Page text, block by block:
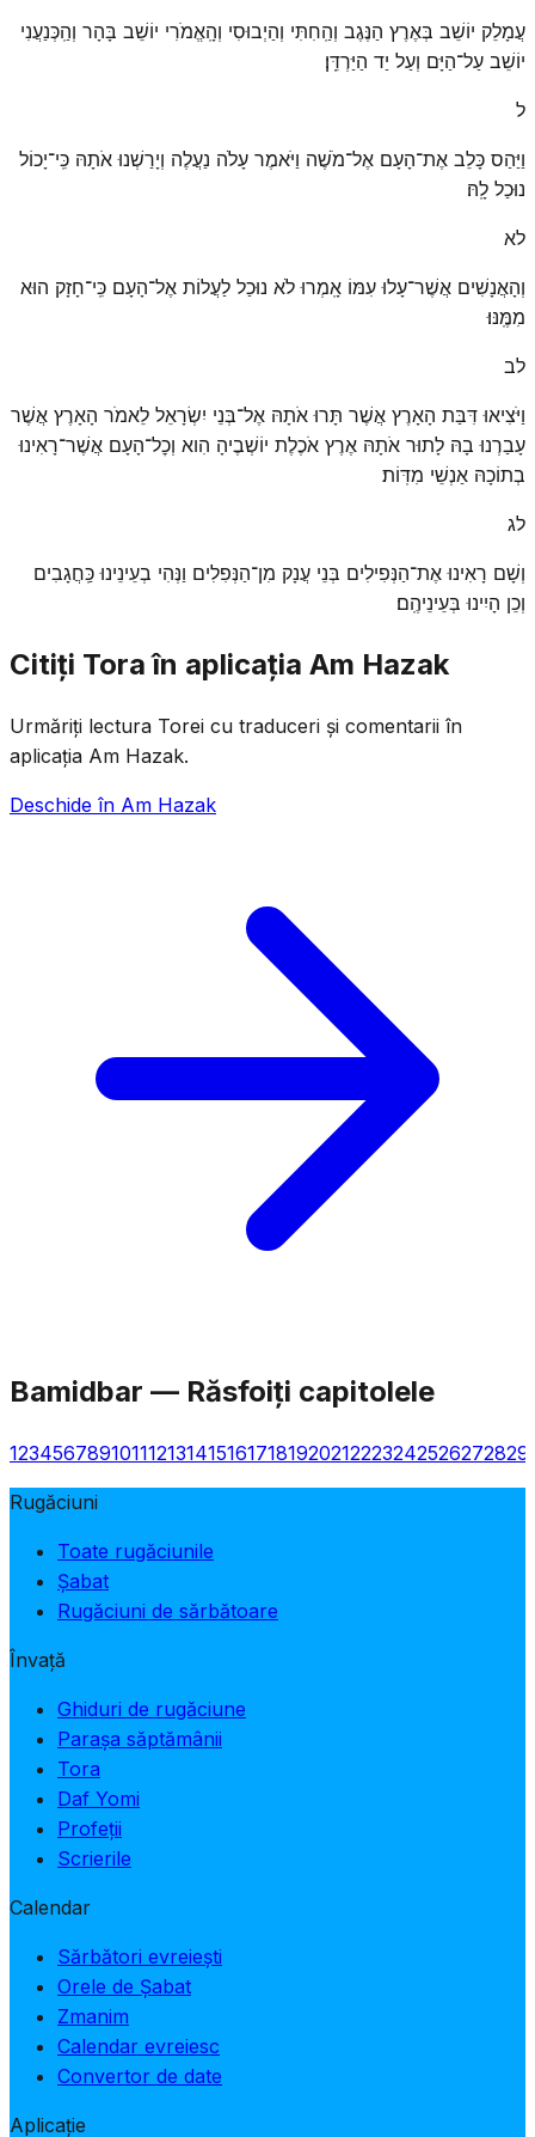
עֲמָלֵק יוֹשֵׁב בְּאֶרֶץ הַנֶּגֶב וְהַֽחִתִּי וְהַיְבוּסִי וְהָֽאֱמֹרִי יוֹשֵׁב בָּהָר וְהַֽכְּנַעֲנִי
יוֹשֵׁב עַל־הַיָּם וְעַל יַד הַיַּרְדֵּֽן׃
ל
וַיַּהַס כָּלֵב אֶת־הָעָם אֶל־מֹשֶׁה וַיֹּאמֶר עָלֹה נַעֲלֶה וְיָרַשְׁנוּ אֹתָהּ כִּֽי־יָכוֹל
נוּכַל לָֽהּ׃
לא
וְהָאֲנָשִׁים אֲשֶׁר־עָלוּ עִמּוֹ אָֽמְרוּ לֹא נוּכַל לַעֲלוֹת אֶל־הָעָם כִּֽי־חָזָק הוּא
מִמֶּֽנּוּ׃
לב
וַיֹּצִיאוּ דִּבַּת הָאָרֶץ אֲשֶׁר תָּרוּ אֹתָהּ אֶל־בְּנֵי יִשְׂרָאֵל לֵאמֹר הָאָרֶץ אֲשֶׁר
עָבַרְנוּ בָהּ לָתוּר אֹתָהּ אֶרֶץ אֹכֶלֶת יוֹשְׁבֶיהָ הִוא וְכׇל־הָעָם אֲשֶׁר־רָאִינוּ
בְתוֹכָהּ אַנְשֵׁי מִדּֽוֹת׃
לג
וְשָׁם רָאִינוּ אֶת־הַנְּפִילִים בְּנֵי עֲנָק מִן־הַנְּפִלִים וַנְּהִי בְעֵינֵינוּ כַּֽחֲגָבִים
וְכֵן הָיִינוּ בְּעֵינֵיהֶֽם׃
Citiți Tora în aplicația Am Hazak
Urmăriți lectura Torei cu traduceri și comentarii în
aplicația Am Hazak.
Deschide în Am Hazak
Bamidbar — Răsfoiți capitolele
1234567891011121314151617181920212223242526272829
Rugăciuni
Toate rugăciunile
Șabat
Rugăciuni de sărbătoare
Învață
Ghiduri de rugăciune
Parașa săptămânii
Tora
Daf Yomi
Profeții
Scrierile
Calendar
Sărbători evreiești
Orele de Șabat
Zmanim
Calendar evreiesc
Convertor de date
Aplicație